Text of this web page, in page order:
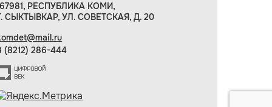
РЕСПУБЛИКА КОМИ,
СЫКТЫВКАР, УЛ. СОВЕТСКАЯ, Д. 20
(8212) 286-444